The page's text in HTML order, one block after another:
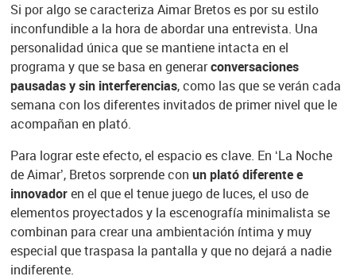
Si por algo se caracteriza Aimar Bretos es por su estilo
inconfundible a la hora de abordar una entrevista. Una
personalidad única que se mantiene intacta en el
programa y que se basa en generarconversaciones
pausadas y sin interferencias, como las que se verán cada
semana con los diferentes invitados de primer nivel que le
acompañan en plató.
Para lograr este efecto, el espacio es clave. En ‘La Noche
de Aimar’, Bretos sorprende con un plató diferente e
innovadoren el que el tenue juego de luces, el uso de
elementos proyectados y la escenografía minimalista se
combinan para crear una ambientación íntima y muy
especial que traspasa la pantalla y que no dejará a nadie
indiferente.